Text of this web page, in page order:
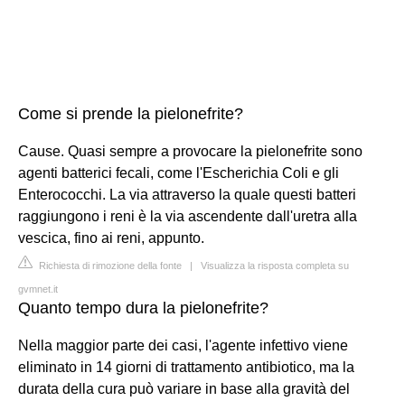
Come si prende la pielonefrite?
Cause. Quasi sempre a provocare la pielonefrite sono
agenti batterici fecali, come l'Escherichia Coli e gli
Enterococchi. La via attraverso la quale questi batteri
raggiungono i reni è la via ascendente dall'uretra alla
vescica, fino ai reni, appunto.
Richiesta di rimozione della fonte | Visualizza la risposta completa su
gvmnet.it
Quanto tempo dura la pielonefrite?
Nella maggior parte dei casi, l'agente infettivo viene
eliminato in 14 giorni di trattamento antibiotico, ma la
durata della cura può variare in base alla gravità del